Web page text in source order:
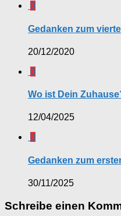
0
Gedanken zum
20/12/2020
0
Wo ist Dein
12/04/2025
0
Gedanken zum
30/11/2025
Schreibe einen